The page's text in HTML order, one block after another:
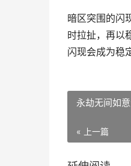
暗区突围的闪
时拉扯，再以
闪现会成为稳
永劫无间如
« 上一篇